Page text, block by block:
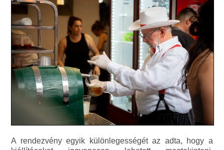
A rendezvény egyik különlegességét az adta, hogy a